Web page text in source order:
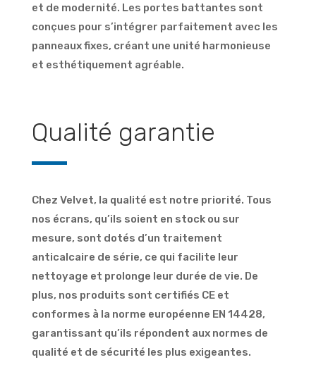
et de modernité. Les portes battantes sont
conçues pour s’intégrer parfaitement avec les
panneaux fixes, créant une unité harmonieuse
et esthétiquement agréable.
Qualité garantie
Chez Velvet, la qualité est notre priorité. Tous
nos écrans, qu’ils soient en stock ou sur
mesure, sont dotés d’un traitement
anticalcaire de série, ce qui facilite leur
nettoyage et prolonge leur durée de vie. De
plus, nos produits sont certifiés CE et
conformes à la norme européenne EN 14428,
garantissant qu’ils répondent aux normes de
qualité et de sécurité les plus exigeantes.